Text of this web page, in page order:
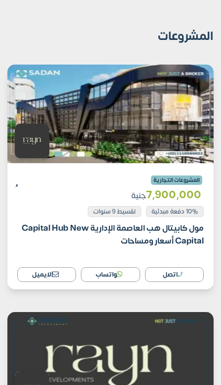
المشروعات
المشروعات التجارية
7٬900٬000جنية
10% دفعة مبدئية تقسيط 9 سنوات
مول كابيتال هب العاصمة الإدارية Capital Hub New
Capital أسعار ومساحات
اتصل واتساب الايميل